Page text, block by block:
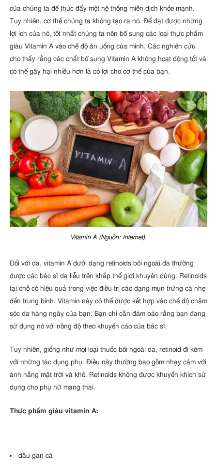
của chúng ta để thúc đẩy một hệ thống miễn dịch khỏe mạnh.
Tuy nhiên, cơ thể chúng ta không tạo ra nó. Để đạt được những
lợi ích của nó, tốt nhất chúng ta nên bổ sung các loại thực phẩm
giàu Vitamin A vào chế độ ăn uống của mình. Các nghiên cứu
cho thấy rằng các chất bổ sung Vitamin A không hoạt động tốt và
có thể gây hại nhiều hơn là có lợi cho cơ thể của bạn.
Vitamin A (Nguồn: Internet).
Đối với da, vitamin A dưới dạng retinoids bôi ngoài da thường
được các bác sĩ da liễu trên khắp thế giới khuyên dùng. Retinoids
tại chỗ có hiệu quả trong việc điều trị các dạng mụn trứng cá nhẹ
đến trung bình. Vitamin này có thể được kết hợp vào chế độ chăm
sóc da hàng ngày của bạn. Bạn chỉ cần đảm bảo rằng bạn đang
sử dụng nó với nồng độ theo khuyến cáo của bác sĩ.
Tuy nhiên, giống như mọi loại thuốc bôi ngoài da, retinoid đi kèm
với những tác dụng phụ. Điều này thường bao gồm nhạy cảm với
ánh nắng mặt trời và khô. Retinoids không được khuyến khích sử
dụng cho phụ nữ mang thai.
Thực phẩm giàu vitamin A:
dầu gan cá